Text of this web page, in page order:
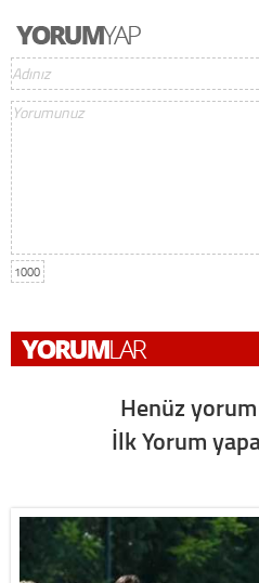
1000
Henüz yorum
İlk Yorum